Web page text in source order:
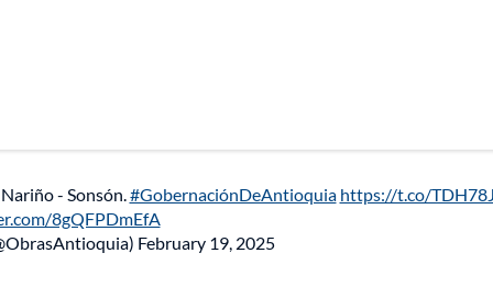
- Sonsón.#GobernaciónDeAntioquia https://t.co/
8gQFPDmEfA
February 19, 2025